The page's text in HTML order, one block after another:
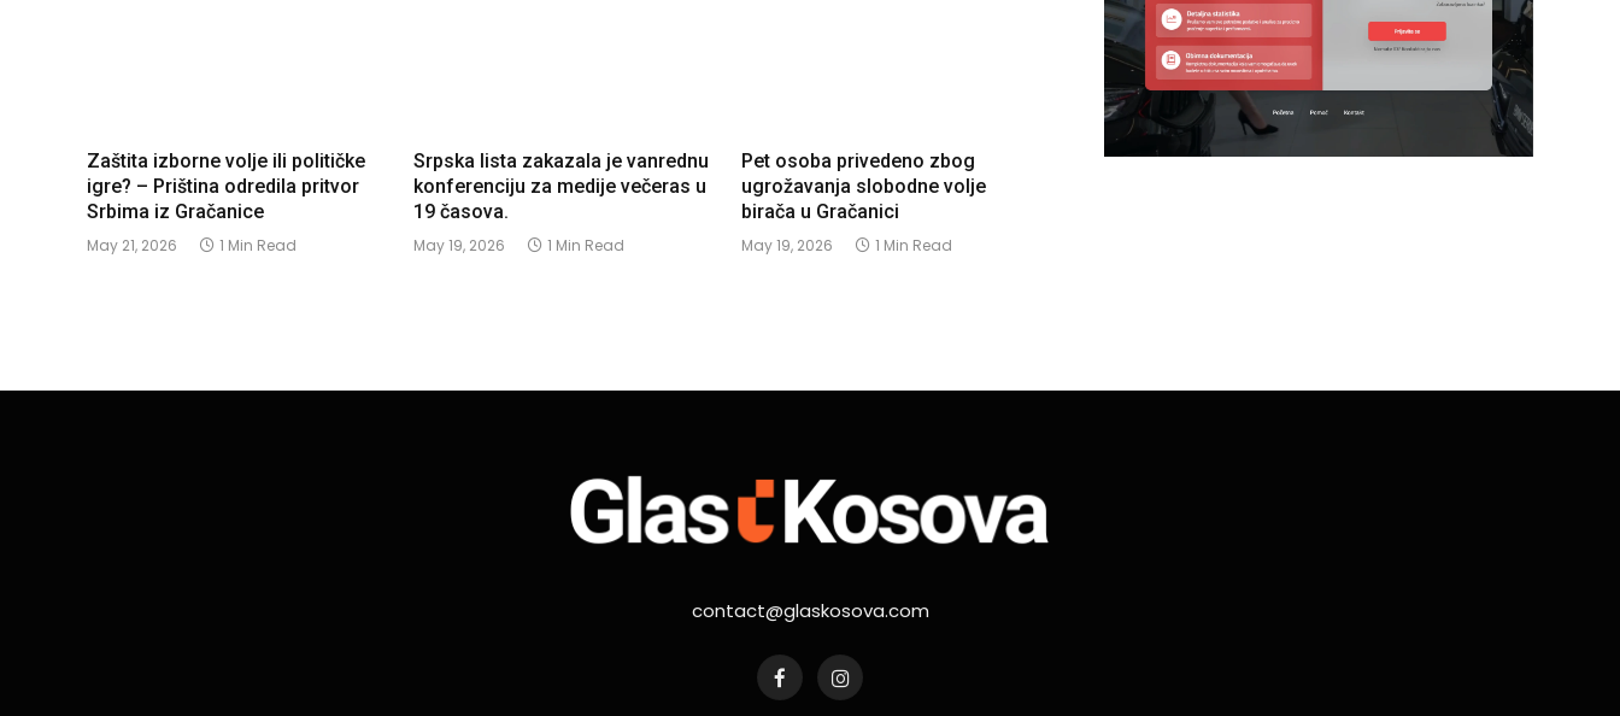
Zaštita izborne volje ili političke
igre? – Priština odredila pritvor
Srbima iz Gračanice
May 21, 2026 1 Min Read
Srpska lista zakazala je vanrednu
konferenciju za medije večeras u
19 časova.
May 19, 2026 1 Min Read
Pet osoba privedeno zbog
ugrožavanja slobodne volje
birača u Gračanici
May 19, 2026 1 Min Read
contact@glaskosova.com
FacebookInstagram